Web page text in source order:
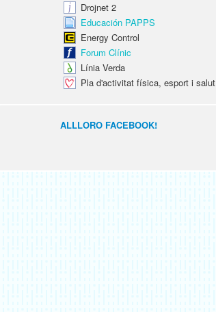
Drojnet 2
Educación PAPPS
Energy Control
Forum Clínic
Línia Verda
Pla d'activitat física, esport i salut
ALLLORO FACEBOOK!